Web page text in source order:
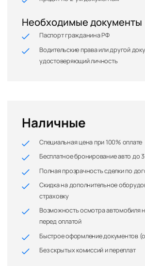
Необходимые документы
Паспорт гражданина РФ
Водительские права или другой
удостоверяющий личность
Наличные
Специальная цена при 100% оплате
Бесплатное бронирование авто до
Полная прозрачность сделки по
Скидка на дополнительное
страховку
Возможность осмотра автомобиля
перед оплатой
Быстрое оформление документов
Без скрытых комиссий и переплат